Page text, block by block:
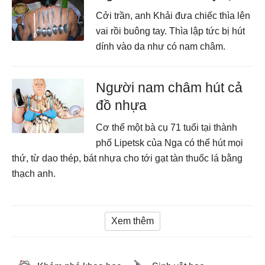
Cởi trần, anh Khải đưa chiếc thìa lên
vai rồi buông tay. Thìa lập tức bị hút
dính vào da như có nam châm.
Người nam châm hút cả
đồ nhựa
Cơ thể một bà cụ 71 tuổi tại thành
phố Lipetsk của Nga có thể hút mọi
thứ, từ dao thép, bát nhựa cho tới gạt tàn thuốc lá bằng
thạch anh.
Xem thêm